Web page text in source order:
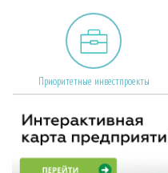
Приоритетные инвестпроекты